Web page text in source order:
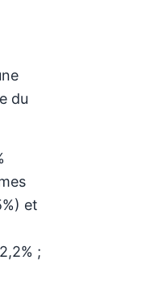
du
et
;